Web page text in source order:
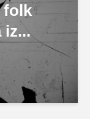
folk
iz...